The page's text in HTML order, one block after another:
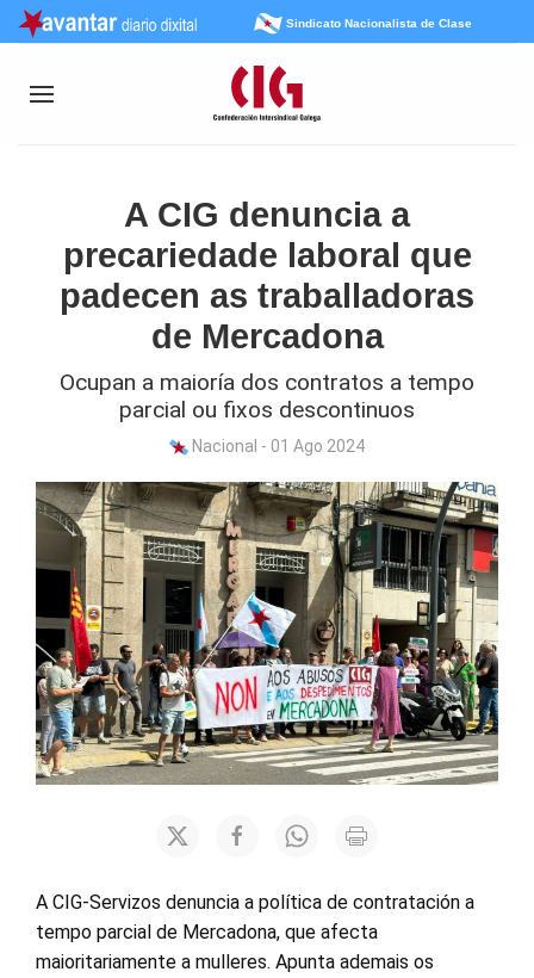
Sindicato Nacionalista de Clase
A CIG denuncia a
precariedade laboral que
padecen as traballadoras
de Mercadona
Ocupan a maioría dos contratos a tempo
parcial ou fixos descontinuos
Nacional - 01 Ago 2024
A CIG-Servizos denuncia a política de contratación a
tempo parcial de Mercadona, que afecta
maioritariamente a mulleres. Apunta ademais os